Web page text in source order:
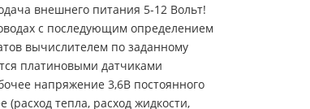
внешнего питания 5-12 Вольт!
с последующим определением
вычислителем по заданному
платиновыми датчиками
напряжение 3,6В постоянного
тепла, расход жидкости,